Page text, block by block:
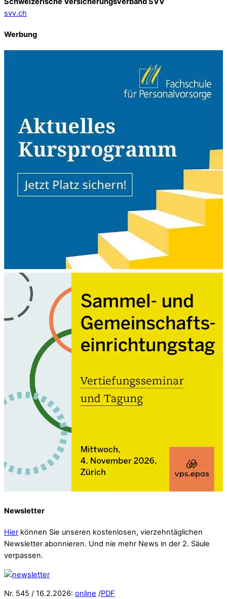
svv.ch
Werbung
Newsletter
Hier können Sie unseren kostenlosen, vierzehntäglichen
Newsletter abonnieren. Und nie mehr News in der 2. Säule
verpassen.
Nr. 545 / 16.2.2026: online /PDF